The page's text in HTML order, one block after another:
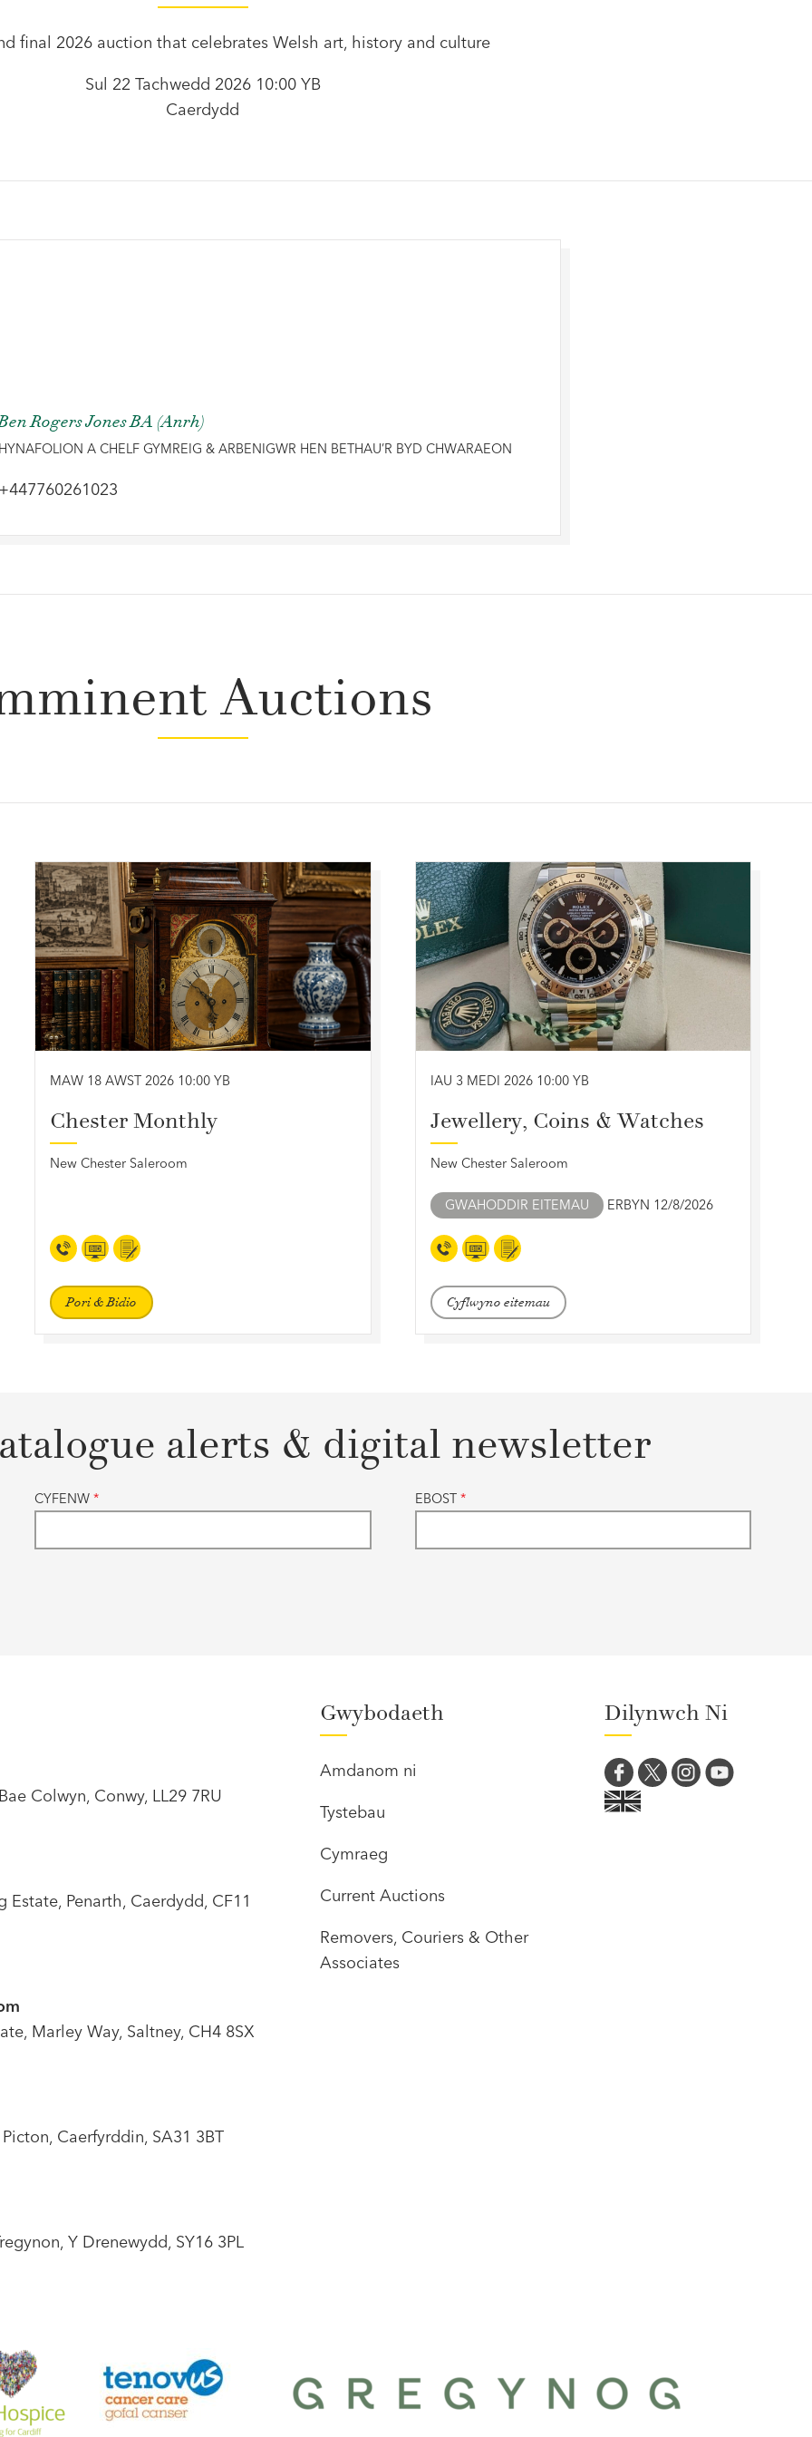
final 2026 auction that celebrates Welsh art, history and culture
Sul 22 Tachwedd 2026 10:00 YB
Caerdydd
Rogers Jones BA (Anrh)
A CHELF GYMREIG & ARBENIGWR HEN BETHAU’R BYD CHWARAEON
Auctions
MAW 18 AWST 2026 10:00 YB
Chester Monthly
New Chester Saleroom
Pori & Bidio
IAU 3 MEDI 2026 10:00 YB
Jewellery, Coins & Watches
New Chester Saleroom
GWAHODDIR EITEMAU ERBYN 12/8/2026
Cyflwyno eitemau
alerts & digital newsletter
CYFENW* EBOST *
Colwyn, Conwy, LL29 7RU
Estate, Penarth, Caerdydd, CF11
Marley Way, Saltney, CH4 8SX
Caerfyrddin, SA31 3BT
Y Drenewydd, SY16 3PL
Gwybodaeth
Amdanom ni
Tystebau
Cymraeg
Current Auctions
Removers, Couriers & Other
Associates
Dilynwch Ni